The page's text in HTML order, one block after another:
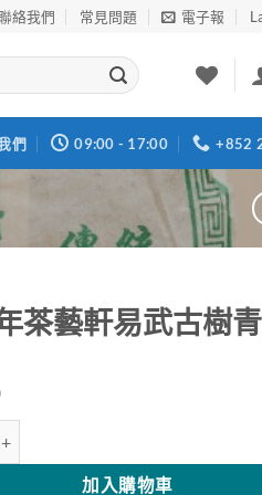
絡我們 常見問題 電子報
們 09:00 - 17:00 +852
茶藝軒易武古樹
加入購物車